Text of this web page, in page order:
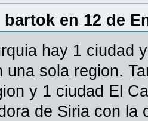
en 12 de
hay 1 ciudad
una sola region.
y 1 ciudad El
de Siria con la